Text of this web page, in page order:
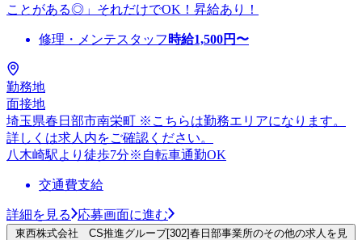
ことがある◎」それだけでOK！昇給あり！
修理・メンテスタッフ 時給1,500円〜
勤務地
面接地
埼玉県春日部市南栄町 ※こちらは勤務エリアになります。
詳しくは求人内をご確認ください。
八木崎駅より徒歩7分※自転車通勤OK
交通費支給
詳細を見る 応募画面に進む
東西株式会社 CS推進グループ[302]春日部事業所のその他の求人を見